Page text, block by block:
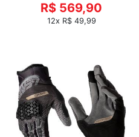
R$ 569,90
12x R$ 49,99